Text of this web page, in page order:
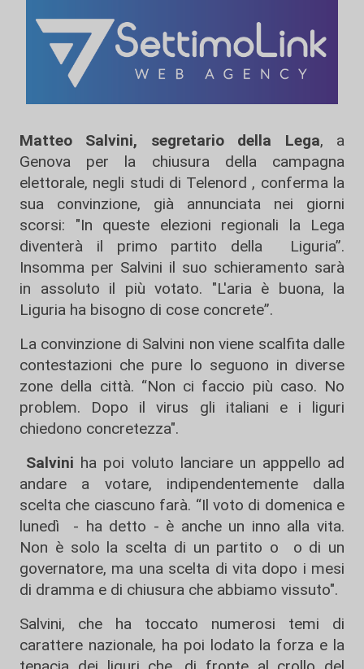
Matteo Salvini, segretario della Lega, a
Genova per la chiusura della campagna
elettorale, negli studi di Telenord , conferma la
sua convinzione, già annunciata nei giorni
scorsi: "In queste elezioni regionali la Lega
diventerà il primo partito della Liguria”.
Insomma per Salvini il suo schieramento sarà
in assoluto il più votato. "L'aria è buona, la
Liguria ha bisogno di cose concrete”.
La convinzione di Salvini non viene scalfita dalle
contestazioni che pure lo seguono in diverse
zone della città. “Non ci faccio più caso. No
problem. Dopo il virus gli italiani e i liguri
chiedono concretezza".
Salvini ha poi voluto lanciare un apppello ad
andare a votare, indipendentemente dalla
scelta che ciascuno farà. “Il voto di domenica e
lunedì - ha detto - è anche un inno alla vita.
Non è solo la scelta di un partito o o di un
governatore, ma una scelta di vita dopo i mesi
di dramma e di chiusura che abbiamo vissuto".
Salvini, che ha toccato numerosi temi di
carattere nazionale, ha poi lodato la forza e la